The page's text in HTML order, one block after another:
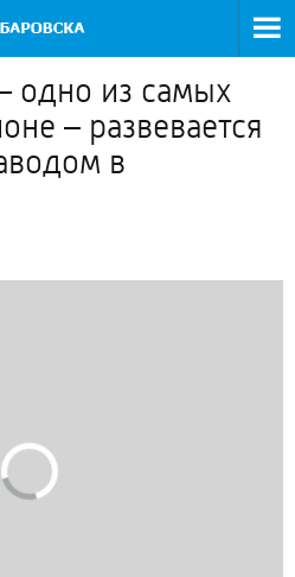
одно из самых
– развевается
в